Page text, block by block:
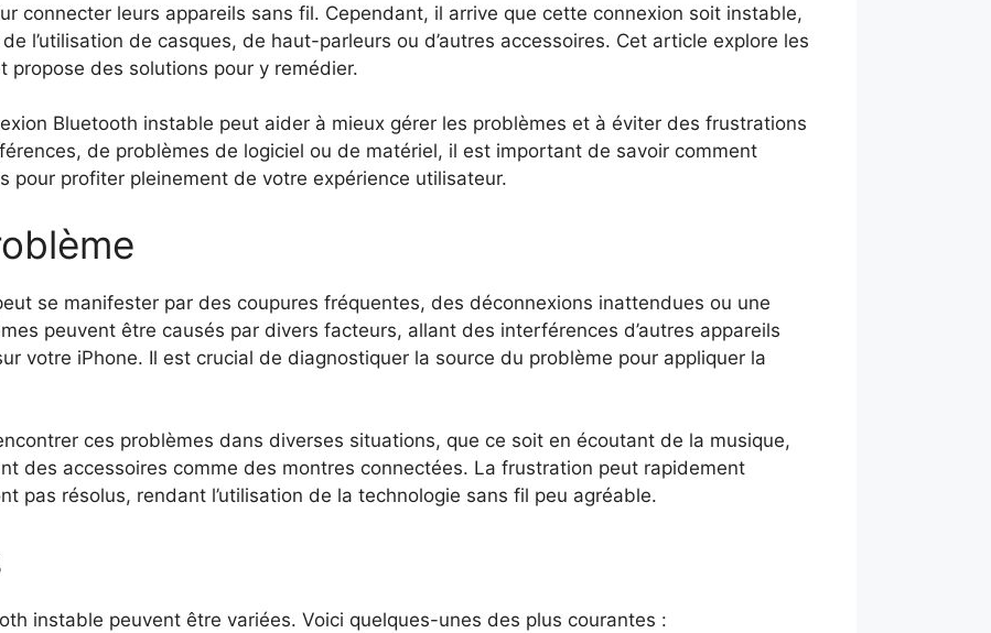
connecter leurs appareils sans fil. Cependant, il arrive que cette connexion soit instable,
l’utilisation de casques, de haut-parleurs ou d’autres accessoires. Cet article explore les
propose des solutions pour y remédier.
Bluetooth instable peut aider à mieux gérer les problèmes et à éviter des frustrations
de problèmes de logiciel ou de matériel, il est important de savoir comment
pour profiter pleinement de votre expérience utilisateur.
se manifester par des coupures fréquentes, des déconnexions inattendues ou une
peuvent être causés par divers facteurs, allant des interférences d’autres appareils
votre iPhone. Il est crucial de diagnostiquer la source du problème pour appliquer la
ces problèmes dans diverses situations, que ce soit en écoutant de la musique,
des accessoires comme des montres connectées. La frustration peut rapidement
pas résolus, rendant l’utilisation de la technologie sans fil peu agréable.
instable peuvent être variées. Voici quelques-unes des plus courantes :